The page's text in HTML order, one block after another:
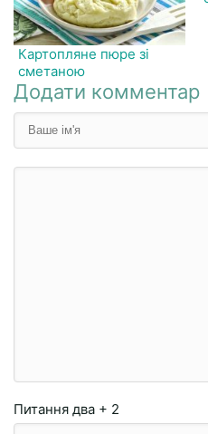
Картопляне пюре зі
сметаною
Додати комментар
Питання два + 2